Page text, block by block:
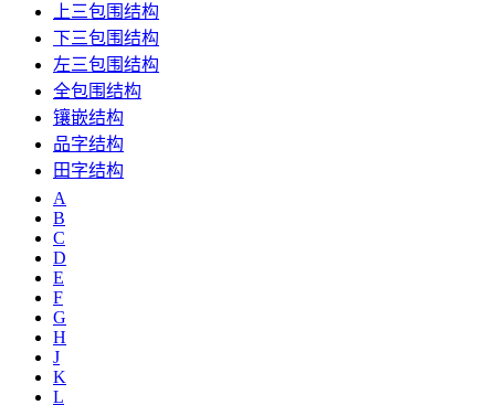
上三包围结构
下三包围结构
左三包围结构
全包围结构
镶嵌结构
品字结构
田字结构
A
B
C
D
E
F
G
H
J
K
L